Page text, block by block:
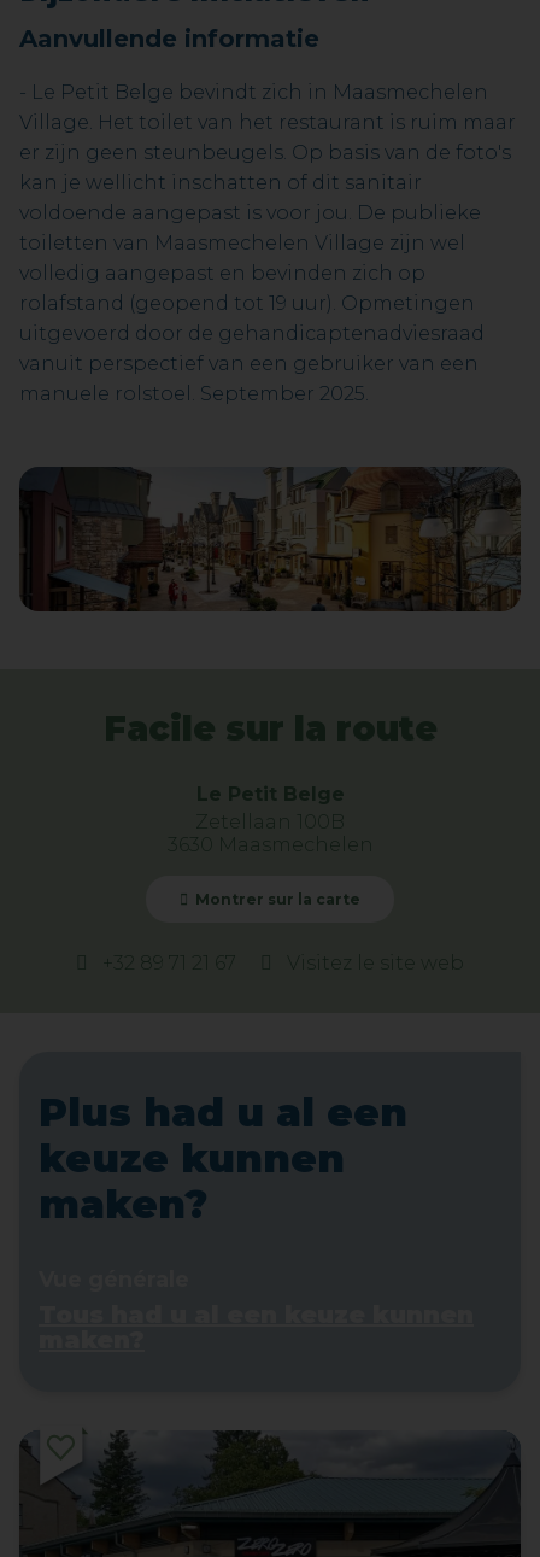
Aanvullende informatie
- Le Petit Belge bevindt zich in Maasmechelen
Village. Het toilet van het restaurant is ruim maar
er zijn geen steunbeugels. Op basis van de foto's
kan je wellicht inschatten of dit sanitair
voldoende aangepast is voor jou. De publieke
toiletten van Maasmechelen Village zijn wel
volledig aangepast en bevinden zich op
rolafstand (geopend tot 19 uur). Opmetingen
uitgevoerd door de gehandicaptenadviesraad
vanuit perspectief van een gebruiker van een
manuele rolstoel. September 2025.
Facile sur la route
Le Petit Belge
Zetellaan 100B
3630 Maasmechelen
Montrer sur la carte
+32 89 71 21 67 Visitez le site web
Plus had u al een
keuze kunnen
maken?